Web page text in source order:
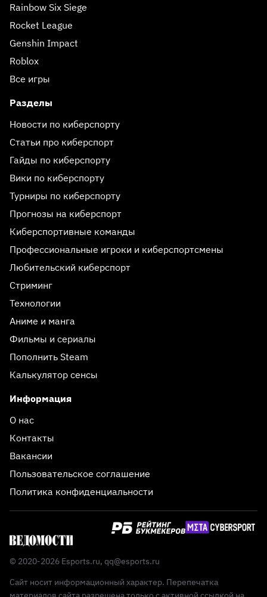
Rainbow Six Siege
Rocket League
Genshin Impact
Roblox
Все игры
Разделы
Новости по киберспорту
Статьи про киберспорт
Гайды по киберспорту
Вики по киберспорту
Турниры по киберспорту
Прогнозы на киберспорт
Киберспортивные команды
Профессиональные игроки и киберспортсмены
Любительский киберспорт
Стриминг
Технологии
Аниме и манга
Фильмы и сериалы
Пополнить Steam
Калькулятор сенсы
Информация
О нас
Контакты
Вакансии
Пользовательское соглашение
Политика конфиденциальности
© 2020-2026 Esports.ru, qq@esports.ru
Сайт носит информационный характер. Перепечатка